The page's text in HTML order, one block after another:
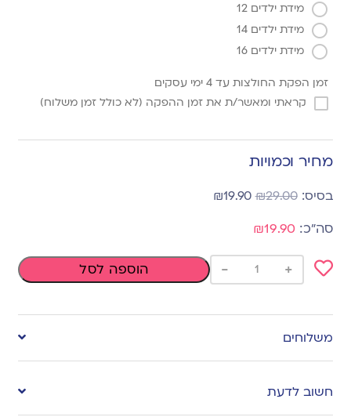
מידת ילדים 12
מידת ילדים 14
מידת ילדים 16
זמן הפקת החולצות עד 4 ימי עסקים
קראתי ומאשר/ת את זמן ההפקה (לא כולל זמן משלוח)
מחיר וכמויות
₪29.00
₪19.90
₪19.90
to
wishlist
+
- הוספה לסל
משלוחים
חשוב לדעת